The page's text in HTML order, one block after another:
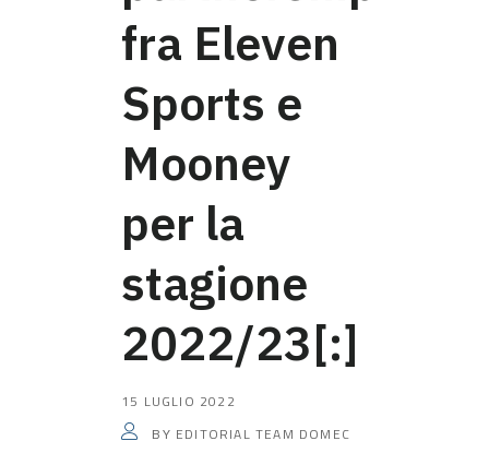
fra Eleven
Sports e
Mooney
per la
stagione
2022/23[:]
15 LUGLIO 2022
BY EDITORIAL TEAM DOMEC